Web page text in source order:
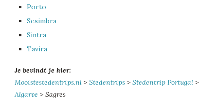
Porto
Sesimbra
Sintra
Tavira
Je bevindt je hier:
Mooistestedentrips.nl > Stedentrips > Stedentrip Portugal >
Algarve > Sagres